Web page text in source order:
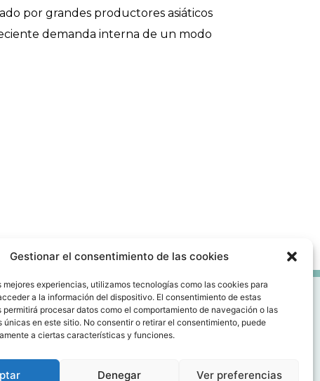
Gestionar el consentimiento de las cookies
mejores experiencias, utilizamos tecnologías como las cookies para
a la información del dispositivo. El consentimiento de estas
permitirá procesar datos como el comportamiento de navegación o las
en este sitio. No consentir o retirar el consentimiento, puede
a ciertas características y funciones.
Denegar Ver preferencias
por grandes productores asiáticos
demanda interna de un modo
DE DATOS